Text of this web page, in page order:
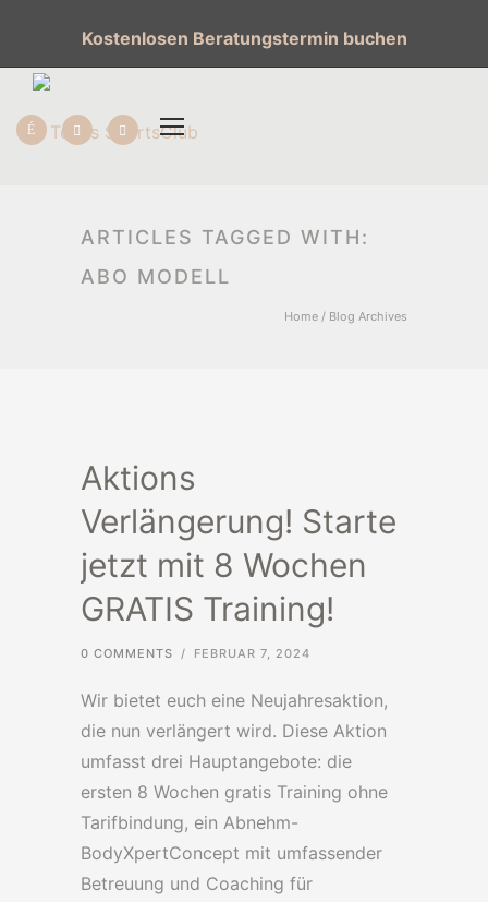
Kostenlosen Beratungstermin buchen
ARTICLES TAGGED WITH:
ABO MODELL
Home / Blog Archives
Aktions
Verlängerung! Starte
jetzt mit 8 Wochen
GRATIS Training!
0 COMMENTS / FEBRUAR 7, 2024
Wir bietet euch eine Neujahresaktion,
die nun verlängert wird. Diese Aktion
umfasst drei Hauptangebote: die
ersten 8 Wochen gratis Training ohne
Tarifbindung, ein Abnehm-
BodyXpertConcept mit umfassender
Betreuung und Coaching für